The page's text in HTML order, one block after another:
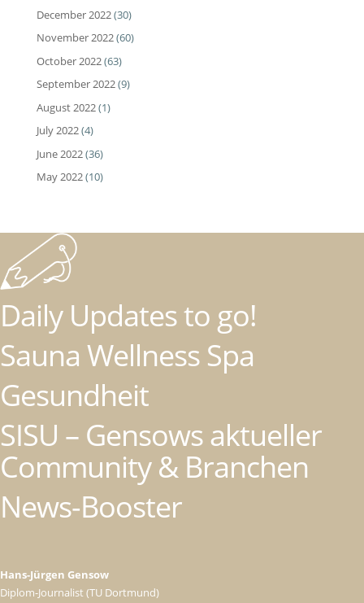
December 2022(30)
November 2022(60)
October 2022(63)
September 2022(9)
August 2022(1)
July 2022(4)
June 2022(36)
May 2022(10)
Daily Updates to go!
Sauna Wellness Spa
Gesundheit
SISU – Gensows aktueller
Community & Branchen
News-Booster
Hans-Jürgen Gensow
Diplom-Journalist (TU Dortmund)